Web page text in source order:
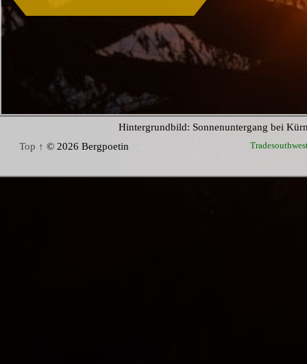
Hintergrundbild: Sonnenuntergang bei
Top ↑ © 2026 Bergpoetin